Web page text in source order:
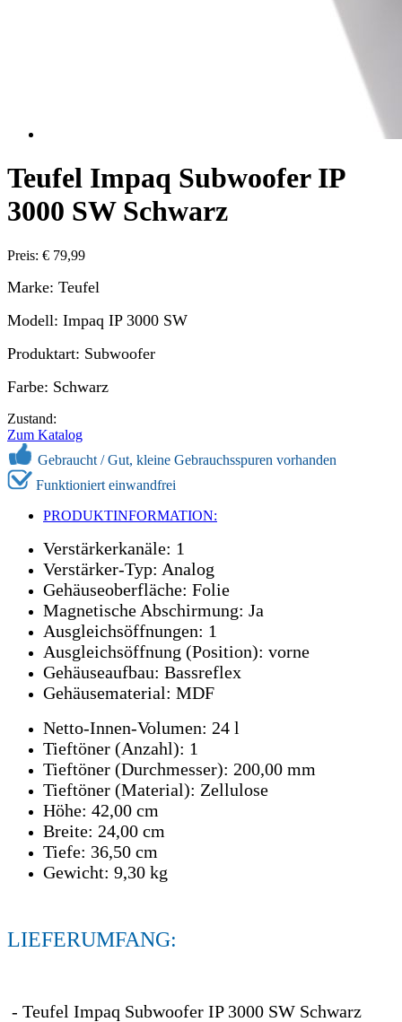
Teufel Impaq Subwoofer IP
3000 SW Schwarz
Preis: € 79,99
Marke: Teufel
Modell: Impaq IP 3000 SW
Produktart: Subwoofer
Farbe: Schwarz
Zustand:
Zum Katalog
Gebraucht / Gut, kleine Gebrauchsspuren vorhanden
Funktioniert einwandfrei
PRODUKTINFORMATION:
Verstärkerkanäle: 1
Verstärker-Typ: Analog
Gehäuseoberfläche: Folie
Magnetische Abschirmung: Ja
Ausgleichsöffnungen: 1
Ausgleichsöffnung (Position): vorne
Gehäuseaufbau: Bassreflex
Gehäusematerial: MDF
Netto-Innen-Volumen: 24 l
Tieftöner (Anzahl): 1
Tieftöner (Durchmesser): 200,00 mm
Tieftöner (Material): Zellulose
Höhe: 42,00 cm
Breite: 24,00 cm
Tiefe: 36,50 cm
Gewicht: 9,30 kg
LIEFERUMFANG:
- Teufel Impaq Subwoofer IP 3000 SW Schwarz